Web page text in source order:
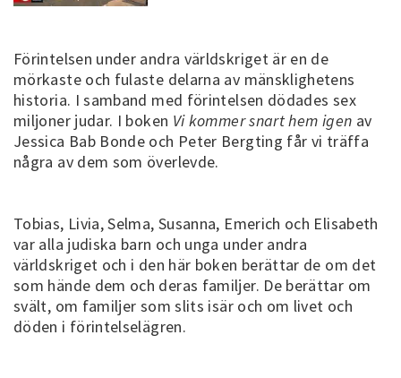
Förintelsen under andra världskriget är en de
mörkaste och fulaste delarna av mänsklighetens
historia. I samband med förintelsen dödades sex
miljoner judar. I boken Vi kommer snart hem igen av
Jessica Bab Bonde och Peter Bergting får vi träffa
några av dem som överlevde.
Tobias, Livia, Selma, Susanna, Emerich och Elisabeth
var alla judiska barn och unga under andra
världskriget och i den här boken berättar de om det
som hände dem och deras familjer. De berättar om
svält, om familjer som slits isär och om livet och
döden i förintelselägren.